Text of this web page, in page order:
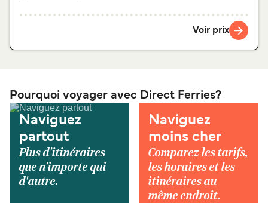
Voir prix
Pourquoi voyager avec Direct Ferries?
Naviguez
partout
Plus d'itinéraires
que n'importe qui
d'autre.
Naviguez
moins cher
Comparez les tarifs,
les horaires et les
itinéraires au
même endroit.